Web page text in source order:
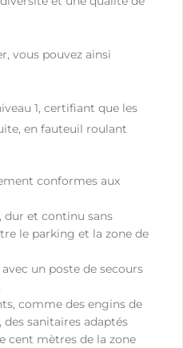
vous pouvez ainsi
1, certifiant que les
en fauteuil roulant
conformes aux
et continu sans
le parking et la zone de
un poste de secours
comme des engins de
sanitaires adaptés
cent mètres de la zone